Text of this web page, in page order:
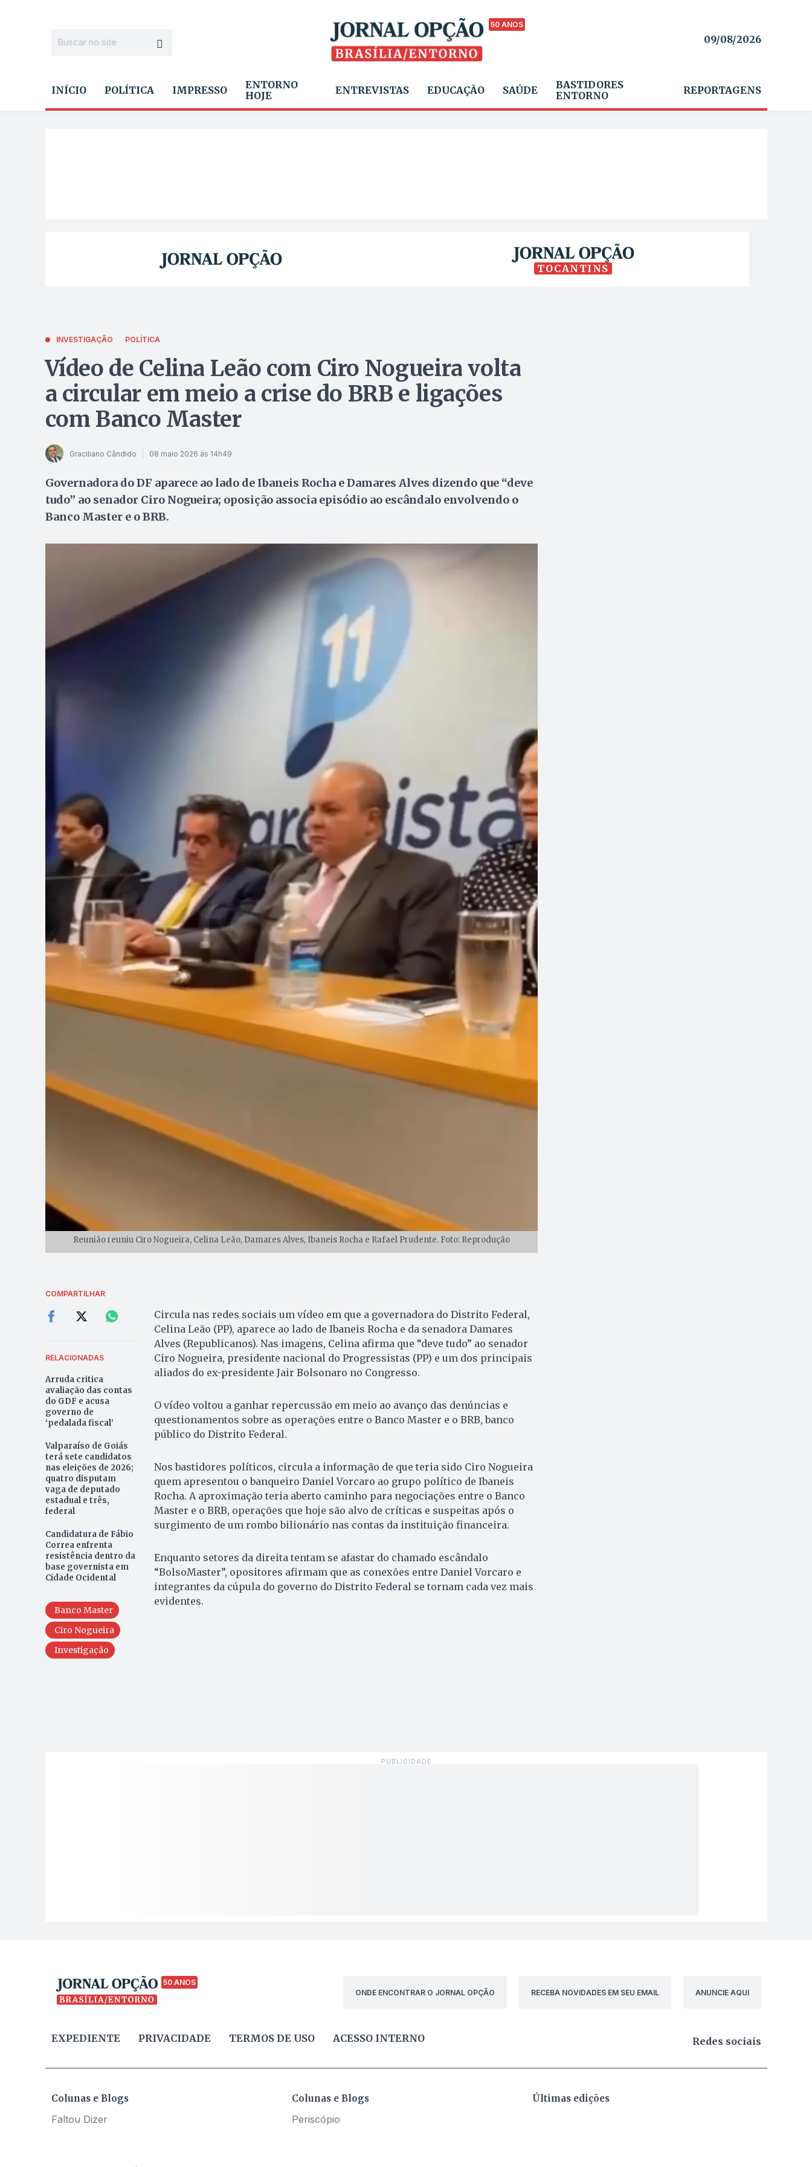
50 ANOS
09/08/2026
INÍCIO POLÍTICA IMPRESSO
ENTORNO
HOJE
ENTREVISTAS EDUCAÇÃO SAÚDE
BASTIDORES
ENTORNO
REPORTAGENS
TOCANTINS
INVESTIGAÇÃO POLÍTICA
Vídeo de Celina Leão com Ciro Nogueira volta
a circular em meio a crise do BRB e ligações
com Banco Master
Graciliano Cândido 08 maio 2026 às 14h49
Governadora do DF aparece ao lado de Ibaneis Rocha e Damares Alves dizendo que “deve
tudo” ao senador Ciro Nogueira; oposição associa episódio ao escândalo envolvendo o
Banco Master e o BRB.
Reunião reuniu Ciro Nogueira, Celina Leão, Damares Alves, Ibaneis Rocha e Rafael Prudente. Foto: Reprodução
COMPARTILHAR
RELACIONADAS
Arruda critica
avaliação das contas
do GDF e acusa
governo de
‘pedalada fiscal’
Valparaíso de Goiás
terá sete candidatos
nas eleições de 2026;
quatro disputam
vaga de deputado
estadual e três,
federal
Candidatura de Fábio
Correa enfrenta
resistência dentro da
base governista em
Cidade Ocidental
Banco Master
Ciro Nogueira
Investigação
Circula nas redes sociais um vídeo em que a governadora do Distrito Federal,
Celina Leão (PP), aparece ao lado de Ibaneis Rocha e da senadora Damares
Alves (Republicanos). Nas imagens, Celina afirma que “deve tudo” ao senador
Ciro Nogueira, presidente nacional do Progressistas (PP) e um dos principais
aliados do ex-presidente Jair Bolsonaro no Congresso.
O vídeo voltou a ganhar repercussão em meio ao avanço das denúncias e
questionamentos sobre as operações entre o Banco Master e o BRB, banco
público do Distrito Federal.
Nos bastidores políticos, circula a informação de que teria sido Ciro Nogueira
quem apresentou o banqueiro Daniel Vorcaro ao grupo político de Ibaneis
Rocha. A aproximação teria aberto caminho para negociações entre o Banco
Master e o BRB, operações que hoje são alvo de críticas e suspeitas após o
surgimento de um rombo bilionário nas contas da instituição financeira.
Enquanto setores da direita tentam se afastar do chamado escândalo
“BolsoMaster”, opositores afirmam que as conexões entre Daniel Vorcaro e
integrantes da cúpula do governo do Distrito Federal se tornam cada vez mais
evidentes.
50 ANOS
ONDE ENCONTRAR O JORNAL OPÇÃO
RECEBA NOVIDADES EM SEU EMAIL ANUNCIE AQUI
EXPEDIENTE PRIVACIDADE TERMOS DE USO ACESSO INTERNO Redes sociais
Colunas e Blogs
Faltou Dizer
Colunas e Blogs
Periscópio
Últimas edições